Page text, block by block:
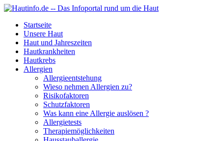
Startseite
Unsere Haut
Haut und Jahreszeiten
Hautkrankheiten
Hautkrebs
Allergien
Allergieentstehung
Wieso nehmen Allergien zu?
Risikofaktoren
Schutzfaktoren
Was kann eine Allergie auslösen ?
Allergietests
Therapiemöglichkeiten